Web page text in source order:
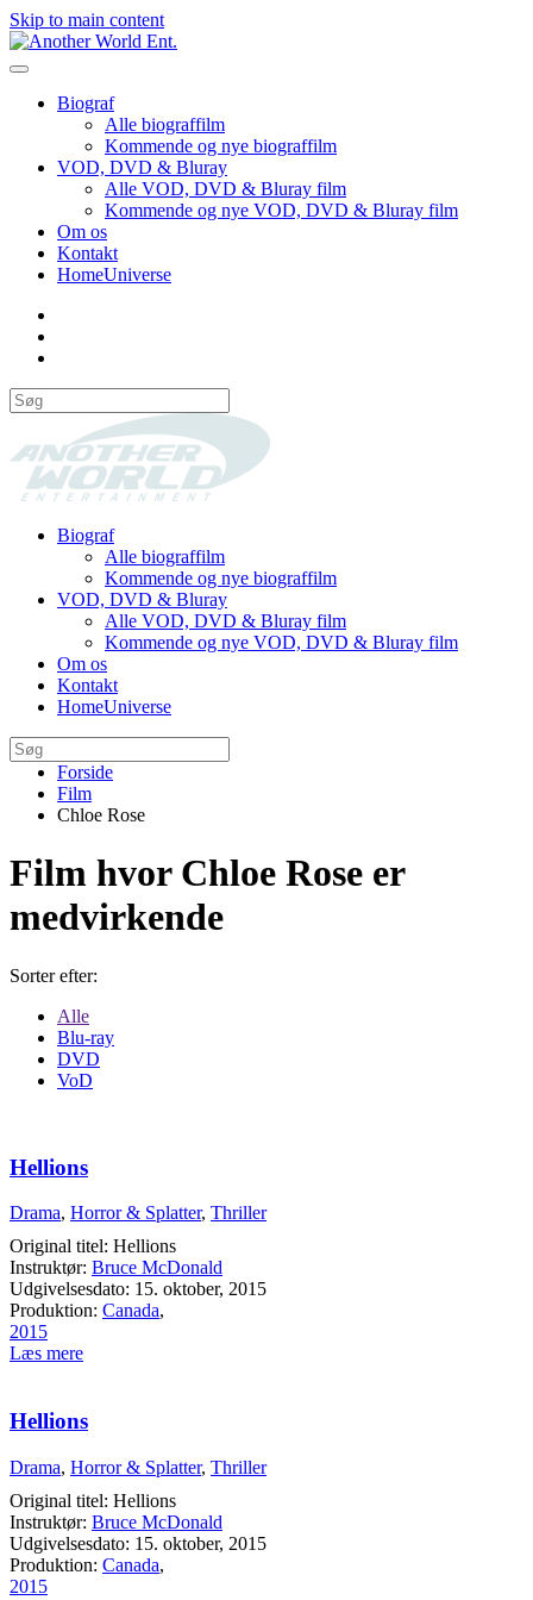
Skip to main content
Biograf
Alle biograffilm
Kommende og nye biograffilm
VOD, DVD & Bluray
Alle VOD, DVD & Bluray film
Kommende og nye VOD, DVD & Bluray film
Om os
Kontakt
HomeUniverse
Biograf
Alle biograffilm
Kommende og nye biograffilm
VOD, DVD & Bluray
Alle VOD, DVD & Bluray film
Kommende og nye VOD, DVD & Bluray film
Om os
Kontakt
HomeUniverse
Forside
Film
Chloe Rose
Film hvor Chloe Rose er
medvirkende
Sorter efter:
Alle
Blu-ray
DVD
VoD
Hellions
Drama, Horror & Splatter, Thriller
Original titel: Hellions
Instruktør: Bruce McDonald
Udgivelsesdato: 15. oktober, 2015
Produktion: Canada,
2015
Læs mere
Hellions
Drama, Horror & Splatter, Thriller
Original titel: Hellions
Instruktør: Bruce McDonald
Udgivelsesdato: 15. oktober, 2015
Produktion: Canada,
2015